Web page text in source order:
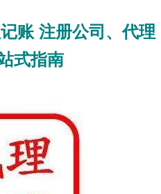
账 注册公司、代理
式指南